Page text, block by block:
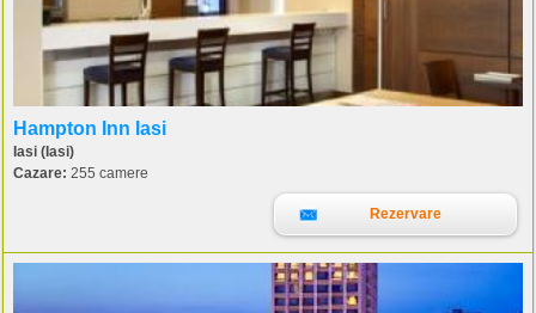
Hampton Inn Iasi
Iasi (Iasi)
Cazare: 255 camere
Rezervare